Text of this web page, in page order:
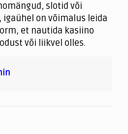
slotid või
igaühel on võimalus leida
et nautida kasiino
või liikvel olles.